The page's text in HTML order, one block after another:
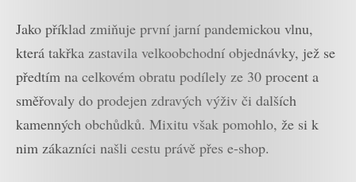
Jako příklad zmiňuje první jarní pandemickou vlnu,
která takřka zastavila velkoobchodní objednávky, jež se
předtím na celkovém obratu podílely ze 30 procent a
směřovaly do prodejen zdravých výživ či dalších
kamenných obchůdků. Mixitu však pomohlo, že si k
nim zákazníci našli cestu právě přes e-shop.